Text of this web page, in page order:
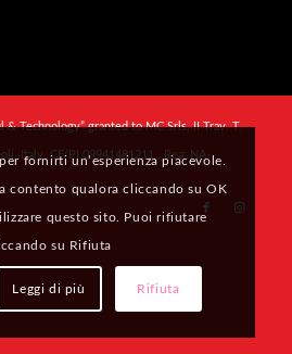
& Technology” granted to MC Srls, II Trav. T.
Italy, CF/PI 09941481211 , Rea: NA-
fornirti un’esperienza piacevole.
contento qualora cliccando su OK
questo sito. Puoi rifiutare
su Rifiuta
Leggi di più Rifiuta